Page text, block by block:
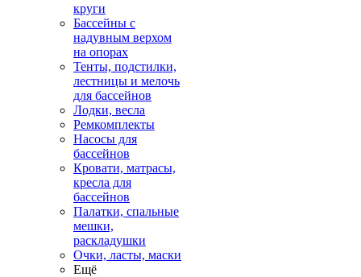
круги
Бассейны с
надувным верхом
на опорах
Тенты, подстилки,
лестницы и мелочь
для бассейнов
Лодки, весла
Ремкомплекты
Насосы для
бассейнов
Кровати, матрасы,
кресла для
бассейнов
Палатки, спальные
мешки,
раскладушки
Очки, ласты, маски
Ещё